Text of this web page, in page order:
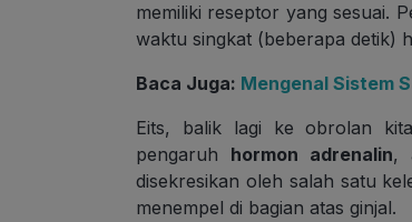
memiliki reseptor yang sesuai.
waktu singkat (beberapa detik)
Baca Juga: Mengenal Sistem
Eits, balik lagi ke obrolan
pengaruh hormon adrenalin,
disekresikan oleh salah satu
menempel di bagian atas ginjal.